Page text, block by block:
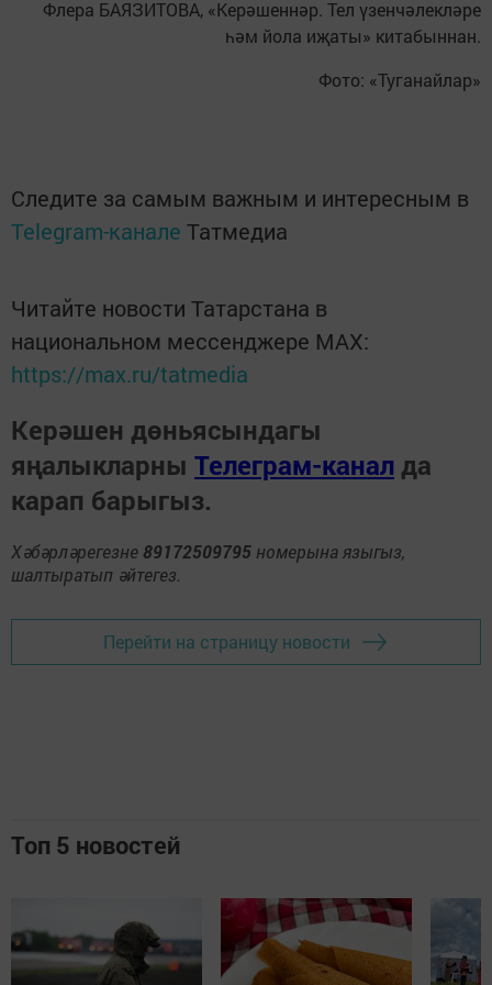
Флера БАЯЗИТОВА, «Керәшеннәр. Тел үзенчәлекләре
һәм йола иҗаты» китабыннан.
Фото: «Туганайлар»
Следите за самым важным и интересным в
Telegram-канале Татмедиа
Читайте новости Татарстана в
национальном мессенджере MАХ:
https://max.ru/tatmedia
Керәшен дөньясындагы
яңалыкларны Телеграм-канал да
карап барыгыз.
Хәбәрләрегезне 89172509795 номерына языгыз,
шалтыратып әйтегез.
Перейти на страницу новости
Топ 5 новостей